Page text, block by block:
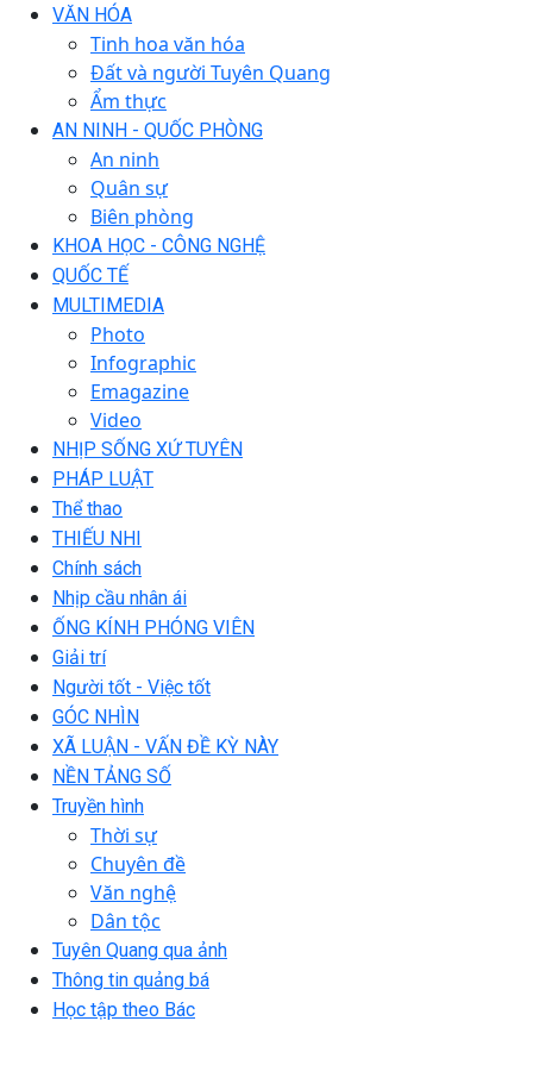
VĂN HÓA
Tinh hoa văn hóa
Đất và người Tuyên Quang
Ẩm thực
AN NINH - QUỐC PHÒNG
An ninh
Quân sự
Biên phòng
KHOA HỌC - CÔNG NGHỆ
QUỐC TẾ
MULTIMEDIA
Photo
Infographic
Emagazine
Video
NHỊP SỐNG XỨ TUYÊN
PHÁP LUẬT
Thể thao
THIẾU NHI
Chính sách
Nhịp cầu nhân ái
ỐNG KÍNH PHÓNG VIÊN
Giải trí
Người tốt - Việc tốt
GÓC NHÌN
XÃ LUẬN - VẤN ĐỀ KỲ NÀY
NỀN TẢNG SỐ
Truyền hình
Thời sự
Chuyên đề
Văn nghệ
Dân tộc
Tuyên Quang qua ảnh
Thông tin quảng bá
Học tập theo Bác